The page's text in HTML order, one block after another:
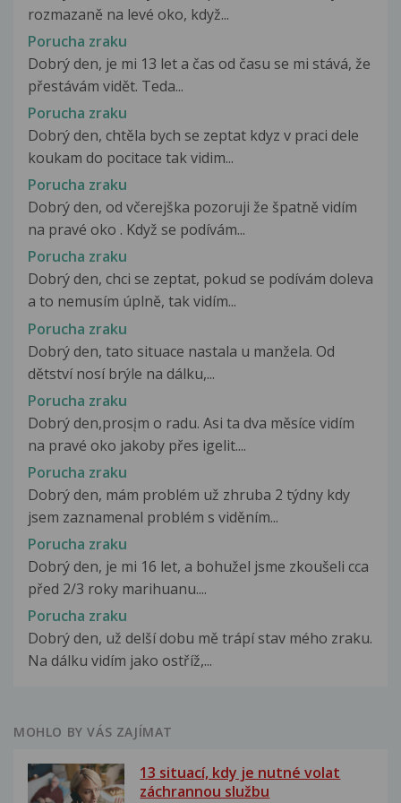
rozmazaně na levé oko, když...
Porucha zraku
Dobrý den, je mi 13 let a čas od času se mi stává, že
přestávám vidět. Teda...
Porucha zraku
Dobrý den, chtěla bych se zeptat kdyz v praci dele
koukam do pocitace tak vidim...
Porucha zraku
Dobrý den, od včerejška pozoruji že špatně vidím
na pravé oko . Když se podívám...
Porucha zraku
Dobrý den, chci se zeptat, pokud se podívám doleva
a to nemusím úplně, tak vidím...
Porucha zraku
Dobrý den, tato situace nastala u manžela. Od
dětství nosí brýle na dálku,...
Porucha zraku
Dobrý den,prosįm o radu. Asi ta dva měsíce vidím
na pravé oko jakoby přes igelit....
Porucha zraku
Dobrý den, mám problém už zhruba 2 týdny kdy
jsem zaznamenal problém s viděním...
Porucha zraku
Dobrý den, je mi 16 let, a bohužel jsme zkoušeli cca
před 2/3 roky marihuanu....
Porucha zraku
Dobrý den, už delší dobu mě trápí stav mého zraku.
Na dálku vidím jako ostříž,...
MOHLO BY VÁS ZAJÍMAT
13 situací, kdy je nutné volat
záchrannou službu